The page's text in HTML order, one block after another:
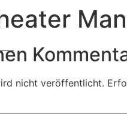
nicht veröffentlicht.